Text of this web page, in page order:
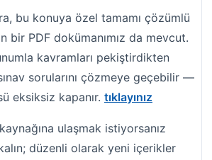
bu konuya özel tamamı çözümlü
bir PDF dokümanımız da mevcut.
kavramları pekiştirdikten
sorularını çözmeye geçebilir —
eksiksiz kapanır. tıklayınız
ulaşmak istiyorsanız
düzenli olarak yeni içerikler